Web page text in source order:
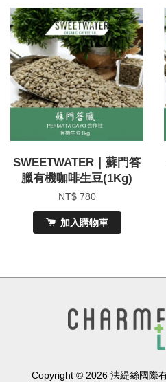
SWEETWATER｜蘇門答
臘有機咖啡生豆(1Kg)
NT$ 780
加入購物車
Copyright © 2026 法緹絲國際